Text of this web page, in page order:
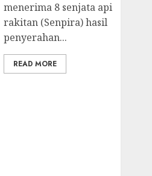
menerima 8 senjata api
rakitan (Senpira) hasil
penyerahan...
READ MORE